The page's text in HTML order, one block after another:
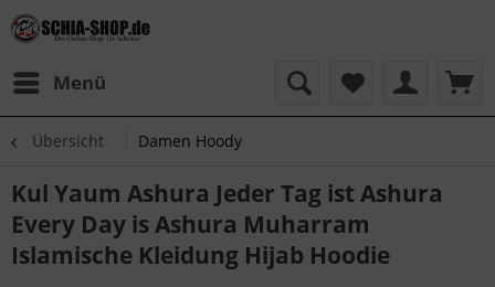
Menü
Übersicht Damen Hoody
Kul Yaum Ashura Jeder Tag ist Ashura
Every Day is Ashura Muharram
Islamische Kleidung Hijab Hoodie